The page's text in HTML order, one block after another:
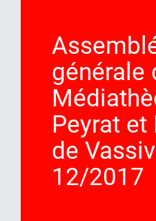
générale
Peyrat et
de
12/2017